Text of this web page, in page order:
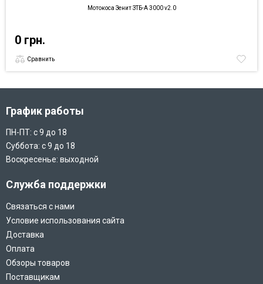
Мотокоса Зенит ЗТБ-А 3000 v2.0
0 грн.
Сравнить
График работы
ПН-ПТ: с 9 до 18
Суббота: с 9 до 18
Воскресенье: выходной
Служба поддержки
Связаться с нами
Условие использования сайта
Доставка
Оплата
Обзоры товаров
Поставщикам